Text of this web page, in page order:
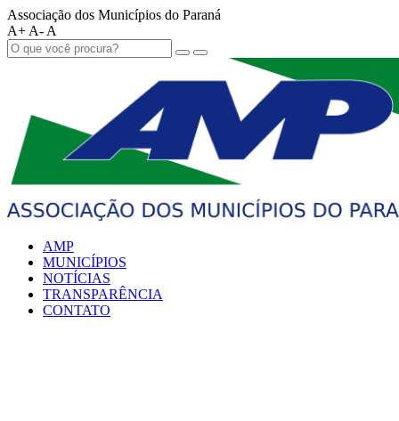
Associação dos Municípios do Paraná
A+ A- A
AMP
MUNICÍPIOS
NOTÍCIAS
TRANSPARÊNCIA
CONTATO